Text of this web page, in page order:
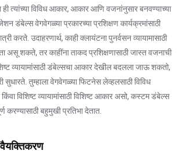
त्यांच्या विविध आकार, आकार आणि वजनांनुसार बनवण्याच्या
डंबेल्स वेगवेगळ्या प्रकारच्या प्रशिक्षण कार्यक्रमांसाठी
करते. उदाहरणार्थ, काही क्लायंटना पुनर्वसन व्यायामासाठी
शकते, तर काहींना ताकद प्रशिक्षणासाठी जास्त वजनाची
व्यायामांसाठी डंबेल्सचा आकार देखील बदलला जाऊ शकतो,
सुधारते. तुम्हाला वेगवेगळ्या फिटनेस लेव्हलसाठी विविध
विशिष्ट व्यायामांसाठी विशिष्ट आकार असो, कस्टम डंबेल्स
करण्यासाठी बहुमुखी प्रतिभा देतात.